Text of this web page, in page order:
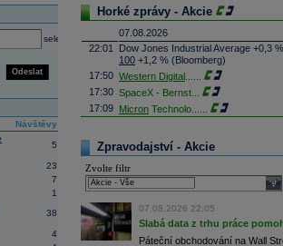
select
Odeslat
Návštěvy
5
23
7
1
38
4
Horké zprávy - Akcie
07.08.2026
22:01
Dow Jones Industrial Average +0,3
100 +1,2 % (Bloomberg)
17:50 Western Digital
17:30 SpaceX - Bernst
17:09 Micron Technolo
16:26
Objem obchodů s akciemi na
obchodů za poslední rok je 0,665
16:23 Zvýšení výroby balistických střel
nějakou dobu potrvá. Agentuře
Armin Papperger. Společná výroba
doplnit arzenál Spojeným státům,
(ČTK)
16:07 Conocophillips
Zpravodajství - Akcie
Zvolte filtr
07.08.2026 22:05
Slabá data z trhu práce
Páteční obchodování na Wall